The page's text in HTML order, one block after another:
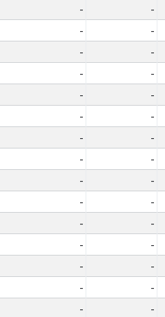
- -
- -
- -
- -
- -
- -
- -
- -
- -
- -
- -
- -
- -
- -
- -